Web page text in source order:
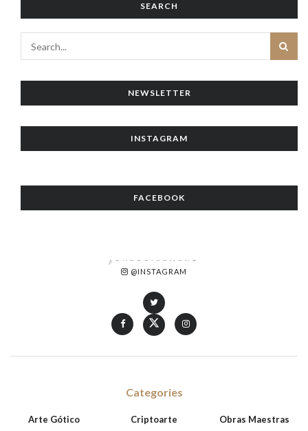
SEARCH
NEWSLETTER
INSTAGRAM
FACEBOOK
ADVERTISEMENT
@INSTAGRAM
Categories
Arte Gótico
Criptoarte
Obras Maestras